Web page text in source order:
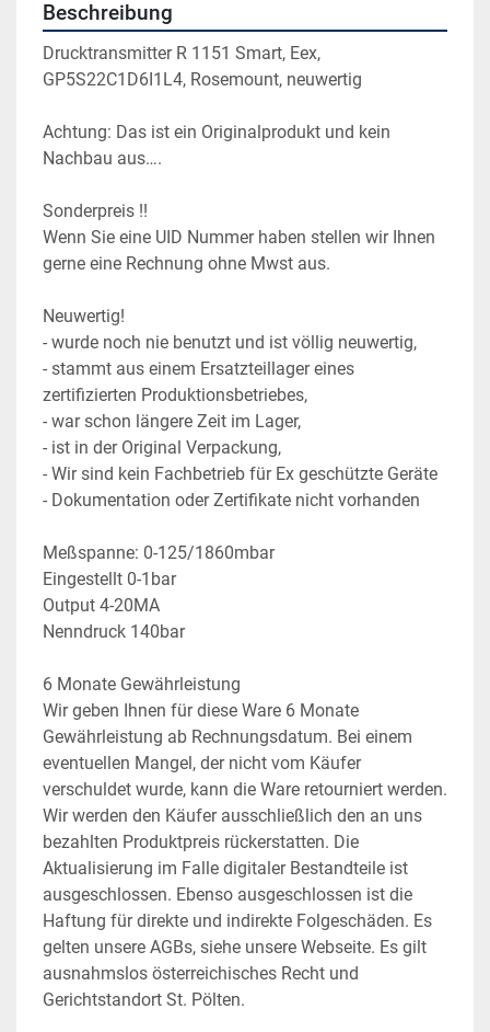
Beschreibung
Drucktransmitter R 1151 Smart, Eex,
GP5S22C1D6I1L4, Rosemount, neuwertig
Achtung: Das ist ein Originalprodukt und kein
Nachbau aus….
Sonderpreis !!
Wenn Sie eine UID Nummer haben stellen wir Ihnen
gerne eine Rechnung ohne Mwst aus.
Neuwertig!
- wurde noch nie benutzt und ist völlig neuwertig,
- stammt aus einem Ersatzteillager eines
zertifizierten Produktionsbetriebes,
- war schon längere Zeit im Lager,
- ist in der Original Verpackung,
- Wir sind kein Fachbetrieb für Ex geschützte Geräte
- Dokumentation oder Zertifikate nicht vorhanden
Meßspanne: 0-125/1860mbar
Eingestellt 0-1bar
Output 4-20MA
Nenndruck 140bar
6 Monate Gewährleistung
Wir geben Ihnen für diese Ware 6 Monate
Gewährleistung ab Rechnungsdatum. Bei einem
eventuellen Mangel, der nicht vom Käufer
verschuldet wurde, kann die Ware retourniert werden.
Wir werden den Käufer ausschließlich den an uns
bezahlten Produktpreis rückerstatten. Die
Aktualisierung im Falle digitaler Bestandteile ist
ausgeschlossen. Ebenso ausgeschlossen ist die
Haftung für direkte und indirekte Folgeschäden. Es
gelten unsere AGBs, siehe unsere Webseite. Es gilt
ausnahmslos österreichisches Recht und
Gerichtstandort St. Pölten.